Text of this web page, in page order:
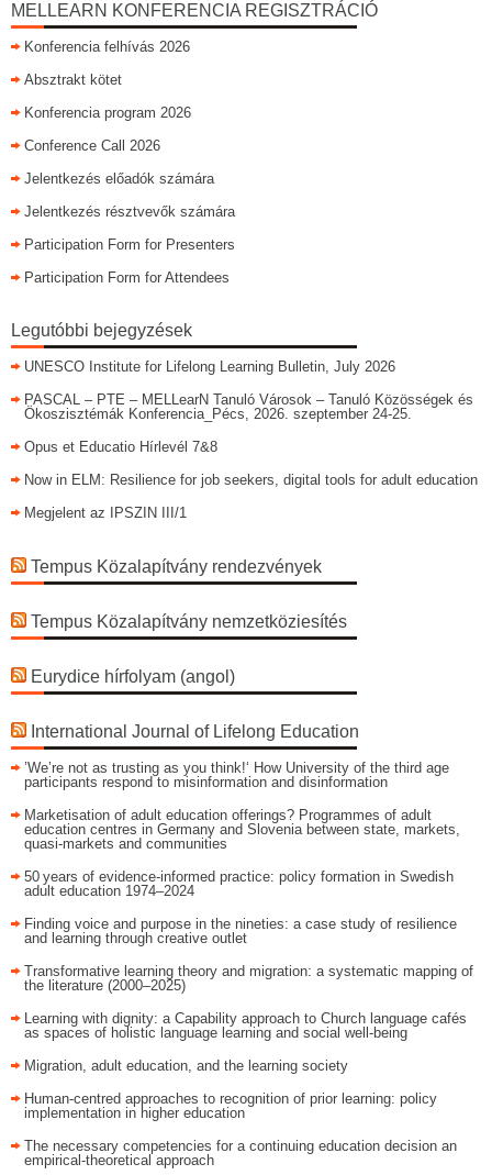
MELLEARN KONFERENCIA REGISZTRÁCIÓ
Konferencia felhívás 2026
Absztrakt kötet
Konferencia program 2026
Conference Call 2026
Jelentkezés előadók számára
Jelentkezés résztvevők számára
Participation Form for Presenters
Participation Form for Attendees
Legutóbbi bejegyzések
UNESCO Institute for Lifelong Learning Bulletin, July 2026
PASCAL – PTE – MELLearN Tanuló Városok – Tanuló Közösségek és
Ökoszisztémák Konferencia_Pécs, 2026. szeptember 24-25.
Opus et Educatio Hírlevél 7&8
Now in ELM: Resilience for job seekers, digital tools for adult education
Megjelent az IPSZIN III/1
Tempus Közalapítvány rendezvények
Tempus Közalapítvány nemzetköziesítés
Eurydice hírfolyam (angol)
International Journal of Lifelong Education
’We’re not as trusting as you think!‘ How University of the third age
participants respond to misinformation and disinformation
Marketisation of adult education offerings? Programmes of adult
education centres in Germany and Slovenia between state, markets,
quasi-markets and communities
50 years of evidence‑informed practice: policy formation in Swedish
adult education 1974–2024
Finding voice and purpose in the nineties: a case study of resilience
and learning through creative outlet
Transformative learning theory and migration: a systematic mapping of
the literature (2000–2025)
Learning with dignity: a Capability approach to Church language cafés
as spaces of holistic language learning and social well-being
Migration, adult education, and the learning society
Human-centred approaches to recognition of prior learning: policy
implementation in higher education
The necessary competencies for a continuing education decision an
empirical-theoretical approach